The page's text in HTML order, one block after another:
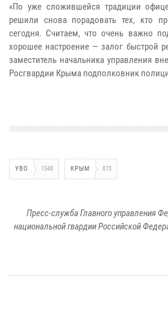
«По уже сложившейся традиции
решили снова порадовать тех, кто
сегодня. Считаем, что очень важно
хорошее настроение — залог быстрой
заместитель начальника управления
Росгвардии Крыма подполковник
УВО 1548 КРЫМ 873
Пресс-служба Главного управления
национальной гвардии Российской